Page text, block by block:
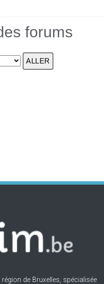
forums
de Bruxelles, spécialisée